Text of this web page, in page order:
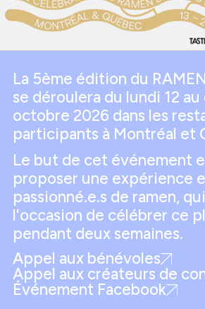
La 5ème édition du
se déroulera du lundi 12
octobre 2026 dans les
participants à Montréal et
Le but de cet événement
proposer une expérience
passionné.e.s de ramen,
l'occasion de célébrer ce
pendant deux semaines.
Appel aux bénévoles
Appel aux créateurs de
Événement Facebook